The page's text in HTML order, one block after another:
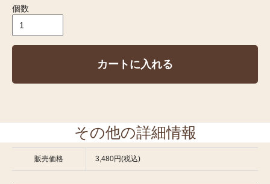
個数
カートに入れる
その他の詳細情報
販売価格 3,480円(税込)